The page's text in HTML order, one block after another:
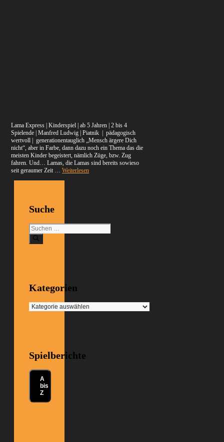
Lama Express | Kinderspiel | ab 5 Jahren | 2 bis 4
Spielende | Manfred Ludwig | Piatnik | pädagogisch
wertvoll | generationentauglich „Mensch ärgere Dich
nicht“, aber in Farbe, dann dazu noch ein Thema das die
meisten Kinder begeistert, nämlich Züge, bzw. Zug
fahren. Und… Lamas, die Lamas sind bereits sowieso
seit geraumer Zeit …Weiterlesen
Suche
Suchen
nach:
Kategorien
Kategorien
Spielberichte
A
bis
Z